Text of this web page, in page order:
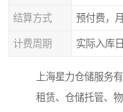
结算方式 预付费，
计费周期 实际入库
上海星力仓储服务
租赁、仓储托管、